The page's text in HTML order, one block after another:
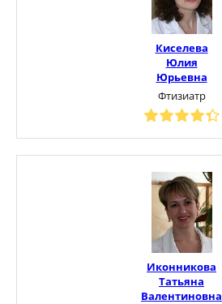
Киселева
Юлия
Юрьевна
Фтизиатр
Иконникова
Татьяна
Валентиновна